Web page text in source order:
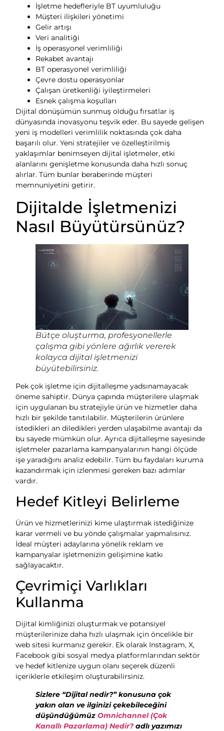
İşletme hedefleriyle BT uyumluluğu
Müşteri ilişkileri yönetimi
Gelir artışı
Veri analitiği
İş operasyonel verimliliği
Rekabet avantajı
BT operasyonel verimliliği
Çevre dostu operasyonlar
Çalışan üretkenliği iyileştirmeleri
Esnek çalışma koşulları
Dijital dönüşümün sunmuş olduğu fırsatlar iş
dünyasında inovasyonu teşvik eder. Bu sayede gelişen
yeni iş modelleri verimlilik noktasında çok daha
başarılı olur. Yeni stratejiler ve özelleştirilmiş
yaklaşımlar benimseyen dijital işletmeler, etki
alanlarını genişletme konusunda daha hızlı sonuç
alırlar. Tüm bunlar beraberinde müşteri
memnuniyetini getirir.
Dijitalde İşletmenizi
Nasıl Büyütürsünüz?
Bütçe oluşturma, profesyonellerle
çalışma gibi yönlere ağırlık vererek
kolayca dijital işletmenizi
büyütebilirsiniz.
Pek çok işletme için dijitalleşme yadsınamayacak
öneme sahiptir. Dünya çapında müşterilere ulaşmak
için uygulanan bu stratejiyle ürün ve hizmetler daha
hızlı bir şekilde tanıtılabilir. Müşterilerin ürünlere
istedikleri an diledikleri yerden ulaşabilme avantajı da
bu sayede mümkün olur. Ayrıca dijitalleşme sayesinde
işletmeler pazarlama kampanyalarının hangi ölçüde
işe yaradığını analiz edebilir. Tüm bu faydaları kuruma
kazandırmak için izlenmesi gereken bazı adımlar
vardır.
Hedef Kitleyi Belirleme
Ürün ve hizmetlerinizi kime ulaştırmak istediğinize
karar vermeli ve bu yönde çalışmalar yapmalısınız.
İdeal müşteri adaylarına yönelik reklam ve
kampanyalar işletmenizin gelişimine katkı
sağlayacaktır.
Çevrimiçi Varlıkları
Kullanma
Dijital kimliğinizi oluşturmak ve potansiyel
müşterilerinize daha hızlı ulaşmak için öncelikle bir
web sitesi kurmanız gerekir. Ek olarak Instagram, X,
Facebook gibi sosyal medya platformlarından sektör
ve hedef kitlenize uygun olanı seçerek düzenli
içeriklerle etkileşim oluşturabilirsiniz.
Sizlere “Dijital nedir?” konusuna çok
yakın olan ve ilginizi çekebileceğini
düşündüğümüz Omnichannel (Çok
Kanallı Pazarlama) Nedir?adlı yazımızı